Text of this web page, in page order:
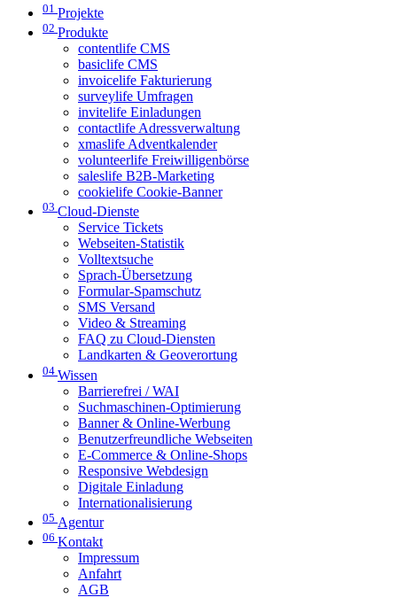
01 Projekte
02 Produkte
contentlife CMS
basiclife CMS
invoicelife Fakturierung
surveylife Umfragen
invitelife Einladungen
contactlife Adressverwaltung
xmaslife Adventkalender
volunteerlife Freiwilligenbörse
saleslife B2B-Marketing
cookielife Cookie-Banner
03 Cloud-Dienste
Service Tickets
Webseiten-Statistik
Volltextsuche
Sprach-Übersetzung
Formular-Spamschutz
SMS Versand
Video & Streaming
FAQ zu Cloud-Diensten
Landkarten & Geoverortung
04 Wissen
Barrierefrei / WAI
Suchmaschinen-Optimierung
Banner & Online-Werbung
Benutzerfreundliche Webseiten
E-Commerce & Online-Shops
Responsive Webdesign
Digitale Einladung
Internationalisierung
05 Agentur
06 Kontakt
Impressum
Anfahrt
AGB